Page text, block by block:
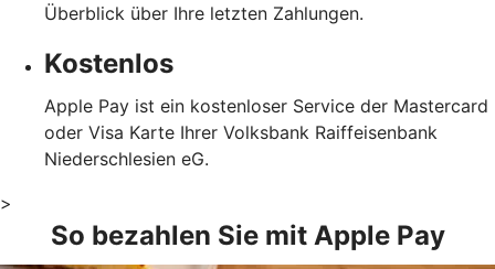
Überblick über Ihre letzten Zahlungen.
Kostenlos
Apple Pay ist ein kostenloser Service der Mastercard
oder Visa Karte Ihrer Volksbank Raiffeisenbank
Niederschlesien eG.
>
So bezahlen Sie mit Apple Pay